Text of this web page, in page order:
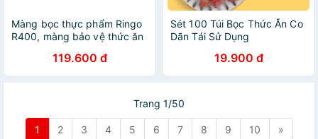
Màng bọc thực phẩm Ringo
R400, màng bảo vệ thức ăn
119.600 đ
Sét 100 Túi Bọc Thức Ăn Co
Dãn Tái Sử Dụng
19.900 đ
Trang 1/50
1 2 3 4 5 6 7 8 9 10 »